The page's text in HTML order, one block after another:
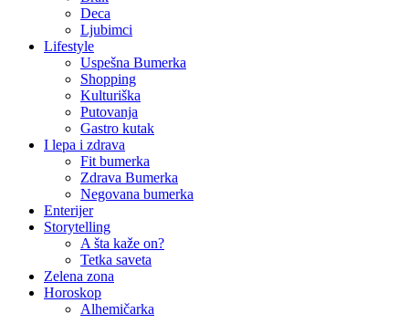
Deca
Ljubimci
Lifestyle
Uspešna Bumerka
Shopping
Kulturiška
Putovanja
Gastro kutak
I lepa i zdrava
Fit bumerka
Zdrava Bumerka
Negovana bumerka
Enterijer
Storytelling
A šta kaže on?
Tetka saveta
Zelena zona
Horoskop
Alhemičarka